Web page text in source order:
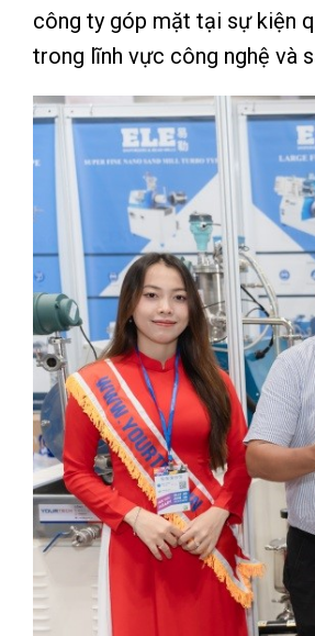
công ty góp mặt tại sự kiện
trong lĩnh vực công nghệ và